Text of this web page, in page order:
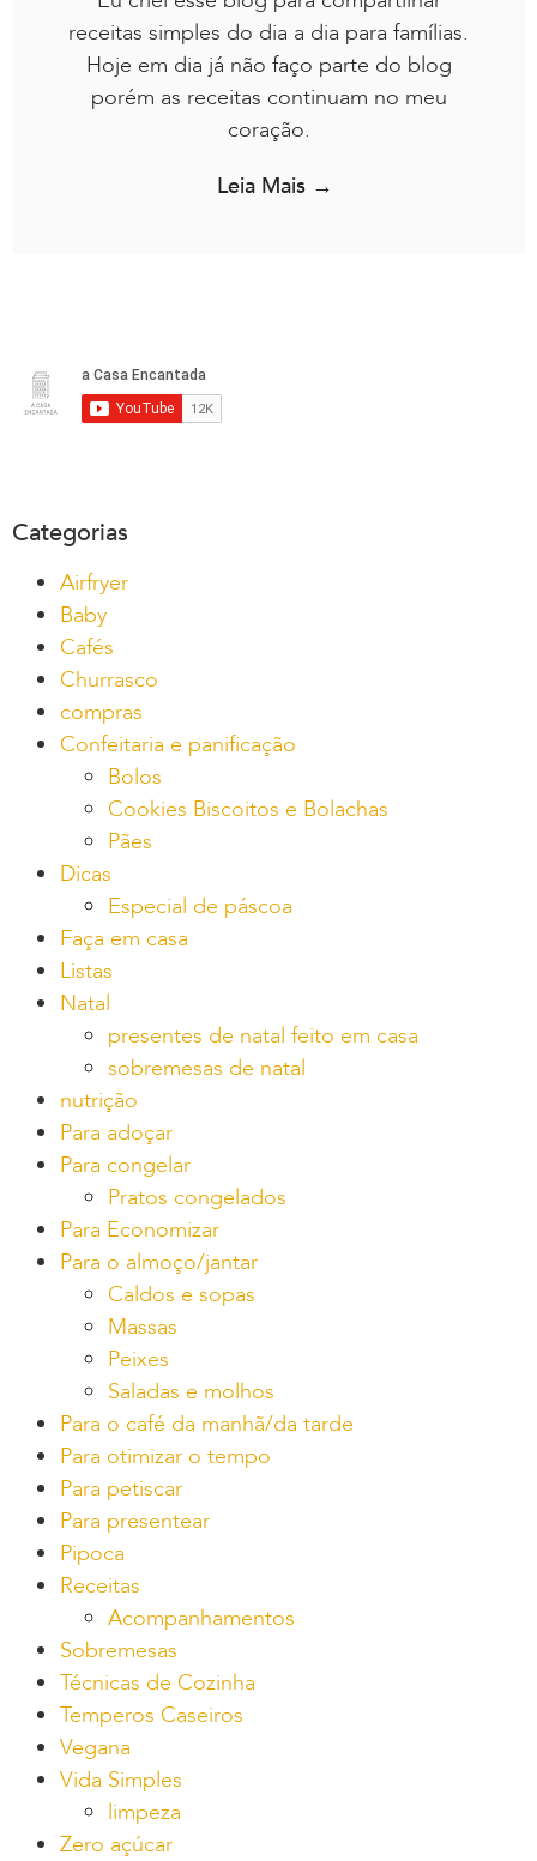
receitas simples do dia a dia para famílias.
Hoje em dia já não faço parte do blog
porém as receitas continuam no meu
coração.
Leia Mais →
Categorias
Airfryer
Baby
Cafés
Churrasco
compras
Confeitaria e panificação
Bolos
Cookies Biscoitos e Bolachas
Pães
Dicas
Especial de páscoa
Faça em casa
Listas
Natal
presentes de natal feito em casa
sobremesas de natal
nutrição
Para adoçar
Para congelar
Pratos congelados
Para Economizar
Para o almoço/jantar
Caldos e sopas
Massas
Peixes
Saladas e molhos
Para o café da manhã/da tarde
Para otimizar o tempo
Para petiscar
Para presentear
Pipoca
Receitas
Acompanhamentos
Sobremesas
Técnicas de Cozinha
Temperos Caseiros
Vegana
Vida Simples
limpeza
Zero açúcar